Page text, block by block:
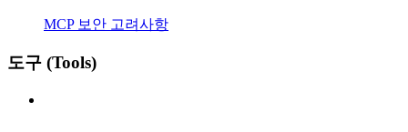
MCP 보안 고려사항
도구 (Tools)